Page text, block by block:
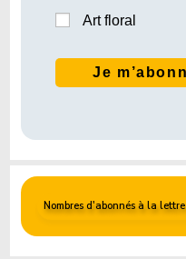
Art floral
Nombres d'abonnés à la